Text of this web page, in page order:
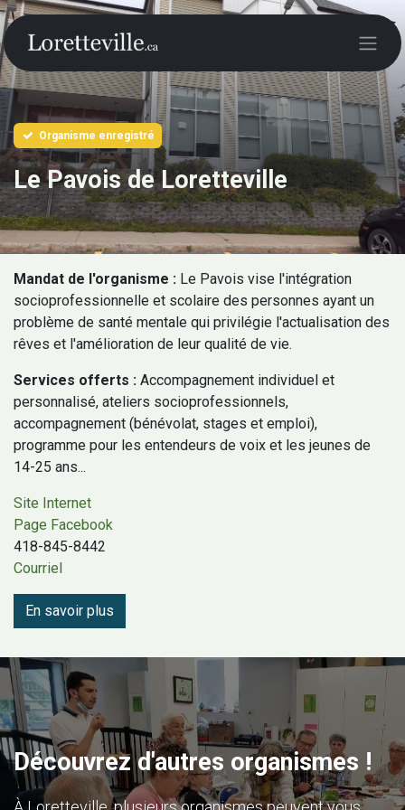
Organisme enregistré
Le Pavois de Loretteville
Mandat de l'organisme : Le Pavois vise l'intégration
socioprofessionnelle et scolaire des personnes ayant un
problème de santé mentale qui privilégie l'actualisation des
rêves et l'amélioration de leur qualité de vie.
Services offerts : Accompagnement individuel et
personnalisé, ateliers socioprofessionnels,
accompagnement (bénévolat, stages et emploi),
programme pour les entendeurs de voix et les jeunes de
14-25 ans...
Site Internet
Page Facebook
418-845-8442
Courriel
En savoir plus
Découvrez d'autres organismes !